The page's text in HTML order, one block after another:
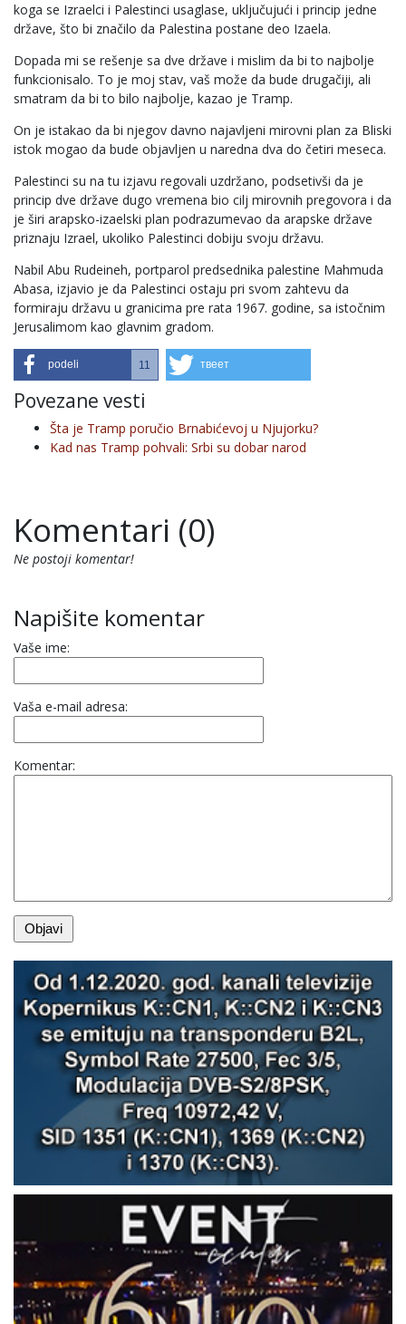
koga se Izraelci i Palestinci usaglase, uključujući i princip jedne
države, što bi značilo da Palestina postane deo Izaela.
Dopada mi se rešenje sa dve države i mislim da bi to najbolje
funkcionisalo. To je moj stav, vaš može da bude drugačiji, ali
smatram da bi to bilo najbolje, kazao je Tramp.
On je istakao da bi njegov davno najavljeni mirovni plan za Bliski
istok mogao da bude objavljen u naredna dva do četiri meseca.
Palestinci su na tu izjavu regovali uzdržano, podsetivši da je
princip dve države dugo vremena bio cilj mirovnih pregovora i da
je širi arapsko-izaelski plan podrazumevao da arapske države
priznaju Izrael, ukoliko Palestinci dobiju svoju državu.
Nabil Abu Rudeineh, portparol predsednika palestine Mahmuda
Abasa, izjavio je da Palestinci ostaju pri svom zahtevu da
formiraju državu u granicima pre rata 1967. godine, sa istočnim
Jerusalimom kao glavnim gradom.
podeli 11 твеет
Povezane vesti
Šta je Tramp poručio Brnabićevoj u Njujorku?
Kad nas Tramp pohvali: Srbi su dobar narod
Komentari (0)
Ne postoji komentar!
Napišite komentar
Vaše ime:
Vaša e-mail adresa:
Komentar: